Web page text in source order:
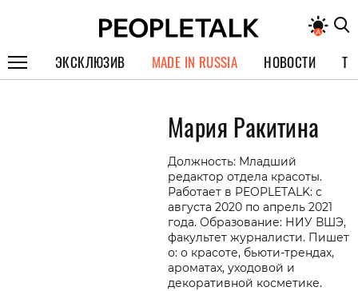
ЭКСКЛЮЗИВ MADE IN RUSSIA НОВОСТИ
Мария Ракитина
Должность: Младший
редактор отдела красоты.
Работает в PEOPLETALK: с
августа 2020 по апрель 2021
года. Образование: НИУ ВШЭ,
факультет журналисти. Пишет
о: о красоте, бьюти-трендах,
ароматах, уходовой и
декоративной косметике.